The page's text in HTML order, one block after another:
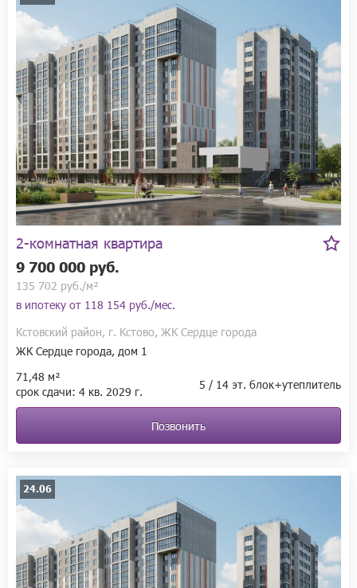
2-комнатная квартира
9 700 000 руб.
135 702 руб./м²
в ипотеку от 118 154 руб./мес.
Кстовский район, г. Кстово, ЖК Сердце города
ЖК Сердце города, дом 1
71,48 м²
срок сдачи: 4 кв. 2029 г. 5 / 14 эт. блок+утеплитель
Позвонить
24.06